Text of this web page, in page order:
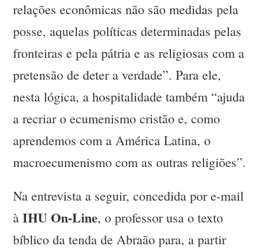
relações econômicas não são medidas pela
posse, aquelas políticas determinadas pelas
fronteiras e pela pátria e as religiosas com a
pretensão de deter a verdade”. Para ele,
nesta lógica, a hospitalidade também “ajuda
a recriar o ecumenismo cristão e, como
aprendemos com a América Latina, o
macroecumenismo com as outras religiões”.
Na entrevista a seguir, concedida por e-mail
àIHU On-Line, o professor usa o texto
bíblico da tenda de Abraão para, a partir